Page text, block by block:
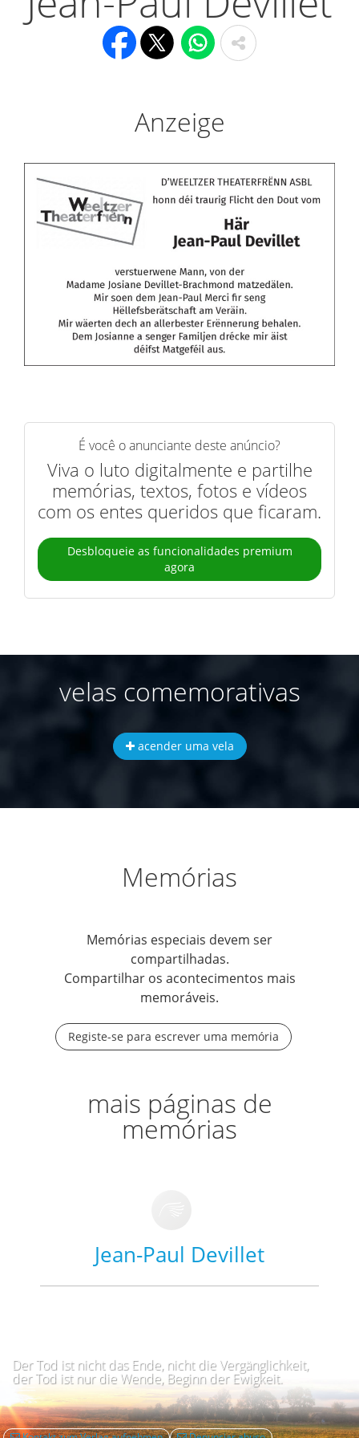
Anzeige
É você o anunciante deste anúncio?
Viva o luto digitalmente e partilhe
memórias, textos, fotos e vídeos
com os entes queridos que ficaram.
Desbloqueie as funcionalidades premium
agora
velas comemorativas
acender uma vela
Memórias
Memórias especiais devem ser
compartilhadas.
Compartilhar os acontecimentos mais
memoráveis.
Registe-se para escrever uma memória
mais páginas de
memórias
Jean-Paul Devillet
Der Tod ist nicht das Ende, nicht die Vergänglichkeit,
der Tod ist nur die Wende, Beginn der Ewigkeit.